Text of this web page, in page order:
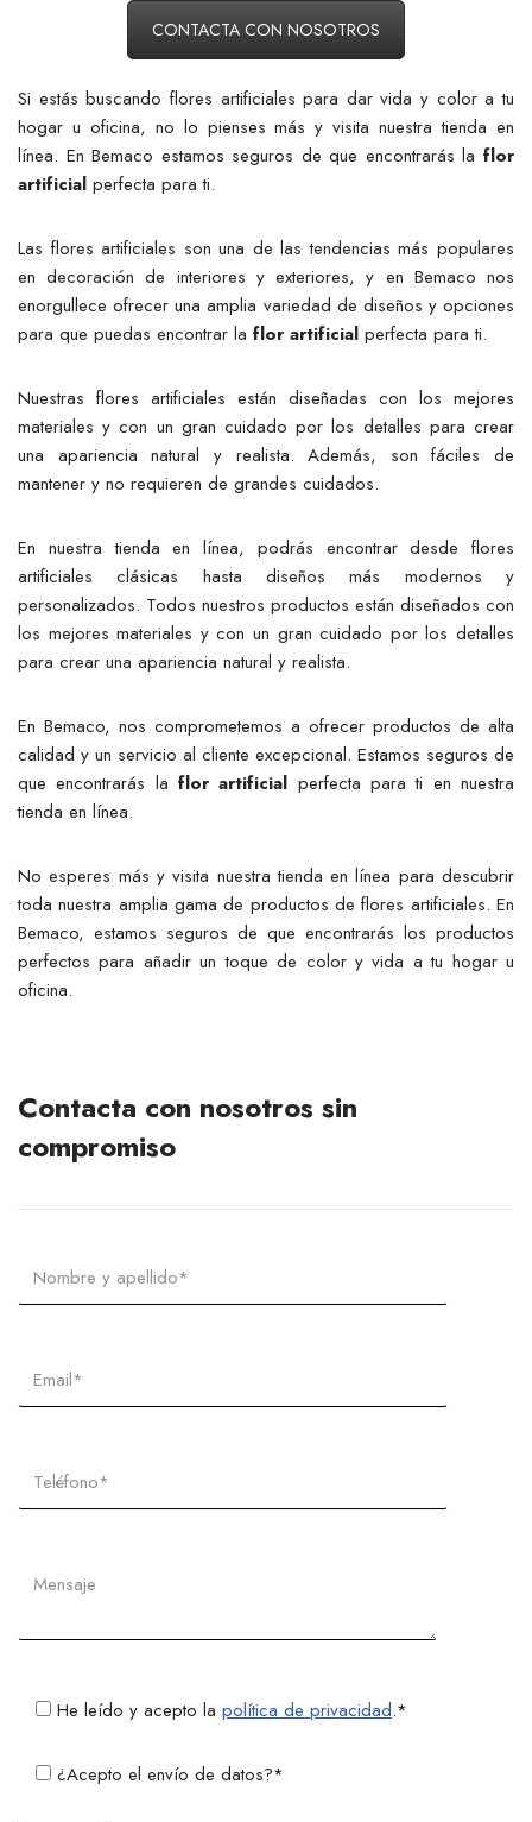
CONTACTA CON NOSOTROS
Si estás buscando flores artificiales para dar vida y color a tu
hogar u oficina, no lo pienses más y visita nuestra tienda en
línea. En Bemaco estamos seguros de que encontrarás la flor
artificial perfecta para ti.
Las flores artificiales son una de las tendencias más populares
en decoración de interiores y exteriores, y en Bemaco nos
enorgullece ofrecer una amplia variedad de diseños y opciones
para que puedas encontrar la flor artificial perfecta para ti.
Nuestras flores artificiales están diseñadas con los mejores
materiales y con un gran cuidado por los detalles para crear
una apariencia natural y realista. Además, son fáciles de
mantener y no requieren de grandes cuidados.
En nuestra tienda en línea, podrás encontrar desde flores
artificiales clásicas hasta diseños más modernos y
personalizados. Todos nuestros productos están diseñados con
los mejores materiales y con un gran cuidado por los detalles
para crear una apariencia natural y realista.
En Bemaco, nos comprometemos a ofrecer productos de alta
calidad y un servicio al cliente excepcional. Estamos seguros de
que encontrarás la flor artificial perfecta para ti en nuestra
tienda en línea.
No esperes más y visita nuestra tienda en línea para descubrir
toda nuestra amplia gama de productos de flores artificiales. En
Bemaco, estamos seguros de que encontrarás los productos
perfectos para añadir un toque de color y vida a tu hogar u
oficina.
Contacta con nosotros sin
compromiso
He leído y acepto la política de privacidad.*
¿Acepto el envío de datos?*